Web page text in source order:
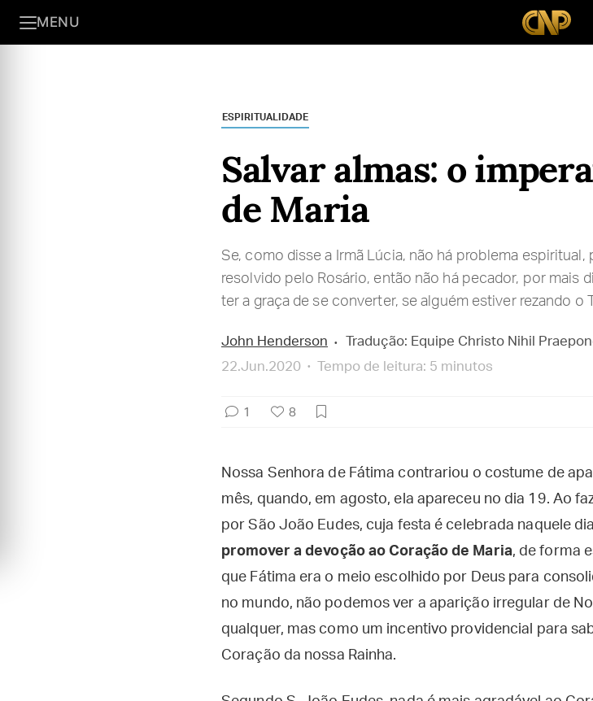
MENU
ESPIRITUALIDADE
Salvar almas: o
de Maria
Se, como disse a Irmã Lúcia, não há problema
resolvido pelo Rosário, então não há pecador, por mais
ter a graça de se converter, se alguém estiver rezando o
John Henderson
Tradução: Equipe Christo Nihil
22.Jun.2020
Tempo de leitura: 5 minutos
1 8
Nossa Senhora de Fátima contrariou o costume de
mês, quando, em agosto, ela apareceu no dia 19. Ao
por São João Eudes, cuja festa é celebrada naquele
promover a devoção ao Coração de Maria, de forma
que Fátima era o meio escolhido por Deus para
no mundo, não podemos ver a aparição irregular de
qualquer, mas como um incentivo providencial para
Coração da nossa Rainha.